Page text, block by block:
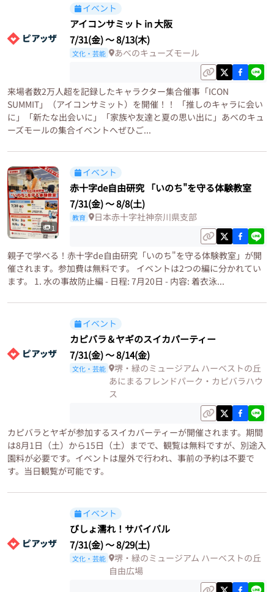
イベント
アイコンサミット in 大阪
7/31(金)〜8/13(木)
文化・芸能 あべのキューズモール
来場者数2万人超を記録したキャラクター集合催事「ICON
SUMMIT」（アイコンサミット）を開催！！ 「推しのキャラに会い
に」「新たな出会いに」「家族や友達と夏の思い出に」あべのキュ
ーズモールの集合イベントへぜひご...
1
イベント
赤十字de自由研究 「いのち"を守る体験教室
7/31(金)〜8/8(土)
教育 日本赤十字社神奈川県支部
親子で学べる！赤十字de自由研究「いのち"を守る体験教室」が開
催されます。参加費は無料です。 イベントは2つの編に分かれてい
ます。 1. 水の事故防止編 - 日程: 7月20日 - 内容: 着衣泳...
イベント
カピバラ＆ヤギのスイカパーティー
7/31(金)〜8/14(金)
文化・芸能
堺・緑のミュージアム ハーベストの丘
あにまるフレンドパーク・カピバラハウ
ス
カピバラとヤギが参加するスイカパーティーが開催されます。期間
は8月1日（土）から15日（土）までで、観覧は無料ですが、別途入
園料が必要です。イベントは屋外で行われ、事前の予約は不要で
す。当日観覧が可能です。
イベント
びしょ濡れ！サバイバル
7/31(金)〜8/29(土)
文化・芸能
堺・緑のミュージアム ハーベストの丘
自由広場